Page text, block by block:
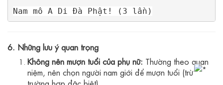
6. Những lưu ý quan trọng
Không nên mượn tuổi của phụ nữ: Thường theo quan
niệm, nên chọn người nam giới để mượn tuổi (trừ
trường hợp đặc biệt).